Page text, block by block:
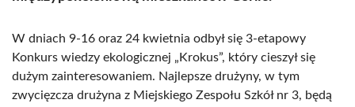
W dniach 9-16 oraz 24 kwietnia odbył się 3-etapowy
Konkurs wiedzy ekologicznej „Krokus”, który cieszył się
dużym zainteresowaniem. Najlepsze drużyny, w tym
zwycięzcza drużyna z Miejskiego Zespołu Szkół nr 3, będą